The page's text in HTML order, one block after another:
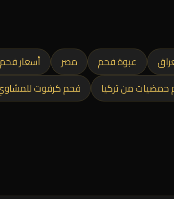
عبوة فحم مصر أسعار
من تركيا فحم كرفوت